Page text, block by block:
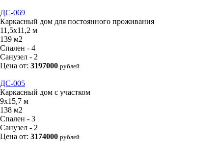
ДС-069
Каркасный дом для постоянного проживания
11,5х11,2 м
139 м2
Спален - 4
Санузел - 2
Цена от: 3197000 рублей
ДС-005
Каркасный дом с участком
9х15,7 м
138 м2
Спален - 3
Санузел - 2
Цена от: 3174000 рублей